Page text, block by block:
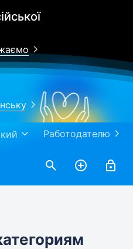
Работодателю